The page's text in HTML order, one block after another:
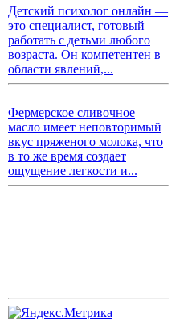
Детский психолог онлайн —
это специалист, готовый
работать с детьми любого
возраста. Он компетентен в
области явлений,...
Фермерское сливочное
масло имеет неповторимый
вкус пряженого молока, что
в то же время создает
ощущение легкости и...